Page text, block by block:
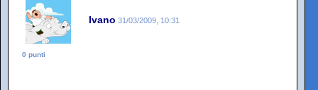
Ivano 31/03/2009, 10:31
0 punti